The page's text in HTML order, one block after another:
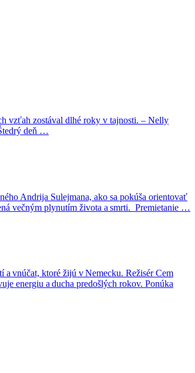
vzťah zostával dlhé roky v tajnosti. – Nelly
deň …
Andrija Sulejmana, ako sa pokúša orientovať
večným plynutím života a smrti. Premietanie …
vnúčat, ktoré žijú v Nemecku. Režisér Cem
energiu a ducha predošlých rokov. Ponúka